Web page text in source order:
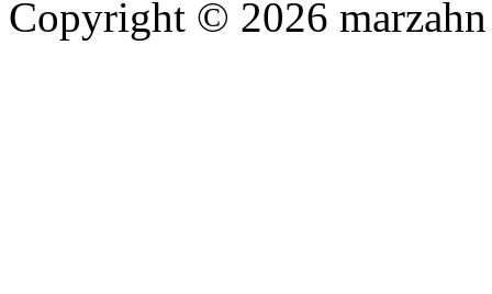
Copyright © 2026